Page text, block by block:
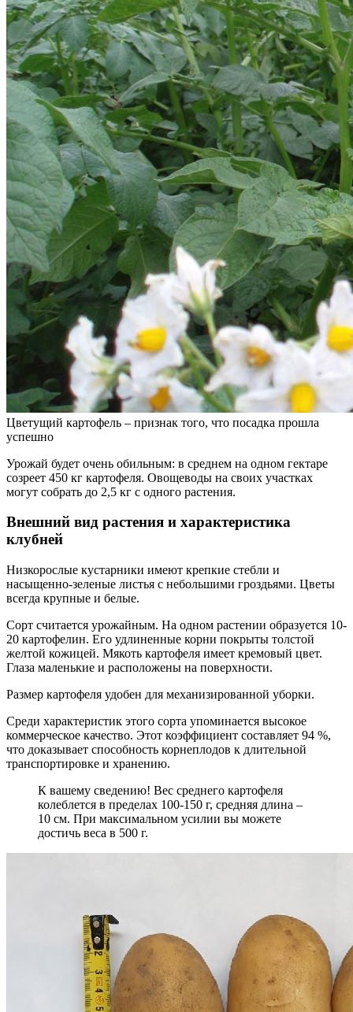
Цветущий картофель – признак того, что посадка прошла
успешно
Урожай будет очень обильным: в среднем на одном гектаре
созреет 450 кг картофеля. Овощеводы на своих участках
могут собрать до 2,5 кг с одного растения.
Внешний вид растения и характеристика
клубней
Низкорослые кустарники имеют крепкие стебли и
насыщенно-зеленые листья с небольшими гроздьями. Цветы
всегда крупные и белые.
Сорт считается урожайным. На одном растении образуется 10-
20 картофелин. Его удлиненные корни покрыты толстой
желтой кожицей. Мякоть картофеля имеет кремовый цвет.
Глаза маленькие и расположены на поверхности.
Размер картофеля удобен для механизированной уборки.
Среди характеристик этого сорта упоминается высокое
коммерческое качество. Этот коэффициент составляет 94 %,
что доказывает способность корнеплодов к длительной
транспортировке и хранению.
К вашему сведению! Вес среднего картофеля
колеблется в пределах 100-150 г, средняя длина –
10 см. При максимальном усилии вы можете
достичь веса в 500 г.